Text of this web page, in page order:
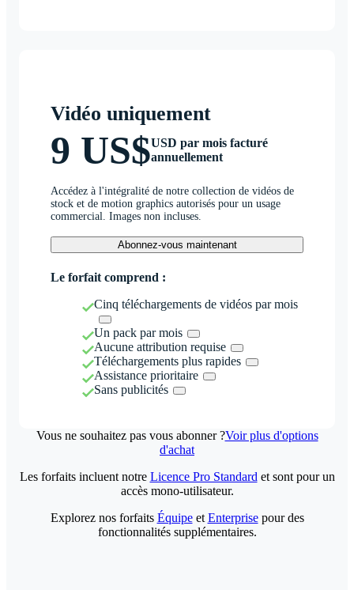
Vidéo uniquement
9 US$USD par mois facturé
annuellement
Accédez à l'intégralité de notre collection de vidéos de
stock et de motion graphics autorisés pour un usage
commercial. Images non incluses.
Abonnez-vous maintenant
Le forfait comprend :
Cinq téléchargements de vidéos par mois
Un pack par mois
Aucune attribution requise
Téléchargements plus rapides
Assistance prioritaire
Sans publicités
Vous ne souhaitez pas vous abonner ?Voir plus d'options
d'achat
Les forfaits incluent notre Licence Pro Standard et sont pour un
accès mono-utilisateur.
Explorez nos forfaits Équipeet Enterprisepour des
fonctionnalités supplémentaires.